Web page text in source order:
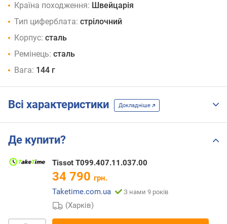
Країна походження: Швейцарія
Тип циферблата: стрілочний
Корпус: сталь
Ремінець: сталь
Вага: 144 г
Всі характеристики Докладніше
Де купити?
Tissot T099.407.11.037.00
34 790 грн.
Taketime.com.ua
З нами 9 років
(Харків)